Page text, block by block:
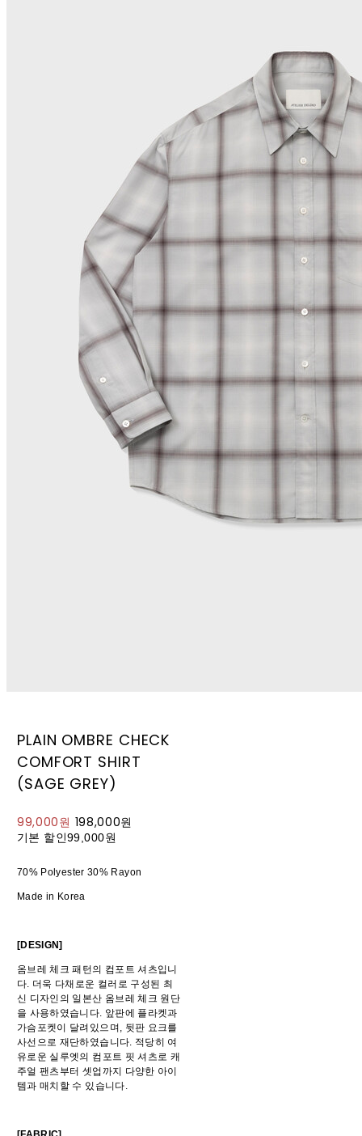
PLAIN OMBRE CHECK
COMFORT SHIRT
(SAGE GREY)
99,000원 198,000원
기본 할인99,000원
70% Polyester 30% Rayon
Made in Korea
[DESIGN]
옴브레 체크 패턴의 컴포트 셔츠입니
다. 더욱 다채로운 컬러로 구성된 최
신 디자인의 일본산 옴브레 체크 원단
을 사용하였습니다. 앞판에 플라켓과
가슴포켓이 달려있으며, 뒷판 요크를
사선으로 재단하였습니다. 적당히 여
유로운 실루엣의 컴포트 핏 셔츠로 캐
주얼 팬츠부터 셋업까지 다양한 아이
템과 매치할 수 있습니다.